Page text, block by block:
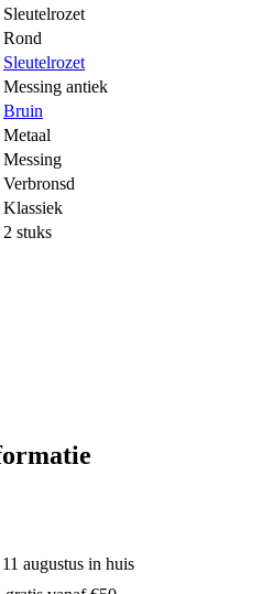
Sleutelrozet
Rond
Sleutelrozet
Messing antiek
Bruin
Metaal
Messing
Verbronsd
Klassiek
2 stuks
augustus in huis